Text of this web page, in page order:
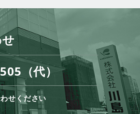
（代）
せください